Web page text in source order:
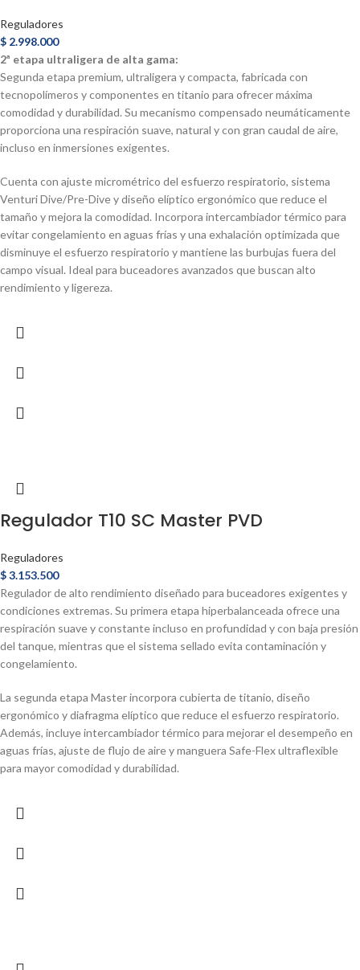
Reguladores
$ 2.998.000
2ª etapa ultraligera de alta gama:
Segunda etapa premium, ultraligera y compacta, fabricada con
tecnopolímeros y componentes en titanio para ofrecer máxima
comodidad y durabilidad. Su mecanismo compensado neumáticamente
proporciona una respiración suave, natural y con gran caudal de aire,
incluso en inmersiones exigentes.
Cuenta con ajuste micrométrico del esfuerzo respiratorio, sistema
Venturi Dive/Pre-Dive y diseño elíptico ergonómico que reduce el
tamaño y mejora la comodidad. Incorpora intercambiador térmico para
evitar congelamiento en aguas frías y una exhalación optimizada que
disminuye el esfuerzo respiratorio y mantiene las burbujas fuera del
campo visual. Ideal para buceadores avanzados que buscan alto
rendimiento y ligereza.
Regulador T10 SC Master PVD
Reguladores
$3.153.500
Regulador de alto rendimiento diseñado para buceadores exigentes y
condiciones extremas. Su primera etapa hiperbalanceada ofrece una
respiración suave y constante incluso en profundidad y con baja presión
del tanque, mientras que el sistema sellado evita contaminación y
congelamiento.
La segunda etapa Master incorpora cubierta de titanio, diseño
ergonómico y diafragma elíptico que reduce el esfuerzo respiratorio.
Además, incluye intercambiador térmico para mejorar el desempeño en
aguas frías, ajuste de flujo de aire y manguera Safe-Flex ultraflexible
para mayor comodidad y durabilidad.